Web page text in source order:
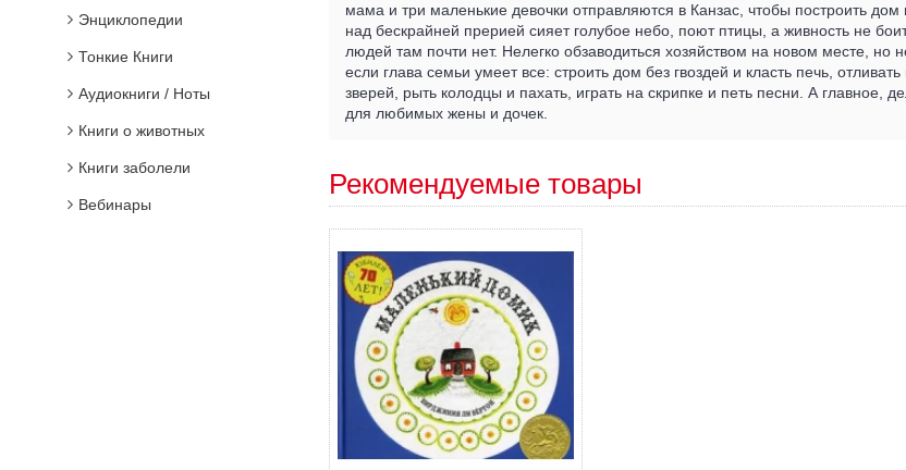
Энциклопедии
Тонкие Книги
Аудиокниги / Ноты
Книги о животных
Книги заболели
Вебинары
мама и три маленькие девочки отправляются в Канзас, чтобы построить дом
над бескрайней прерией сияет голубое небо, поют птицы, а живность не
людей там почти нет. Нелегко обзаводиться хозяйством на новом месте, но
если глава семьи умеет все: строить дом без гвоздей и класть печь,
зверей, рыть колодцы и пахать, играть на скрипке и петь песни. А главное,
для любимых жены и дочек.
Рекомендуемые товары